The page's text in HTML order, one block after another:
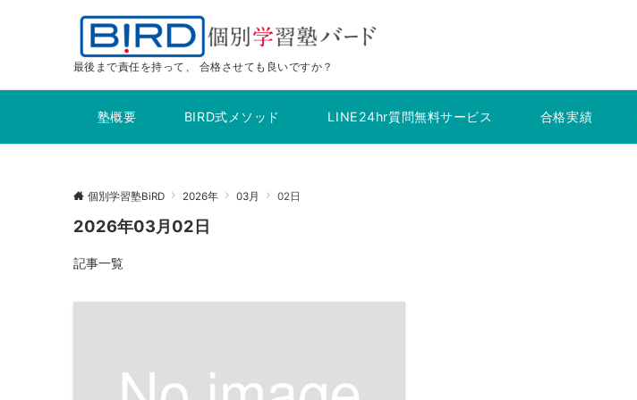
最後まで責任を持って、 合格させても良いですか？
塾概要 BIRD式メソッド LINE24hr質問無料サービス 合格実績
個別学習塾BiRD 2026年 03月 02日
2026年03月02日
記事一覧